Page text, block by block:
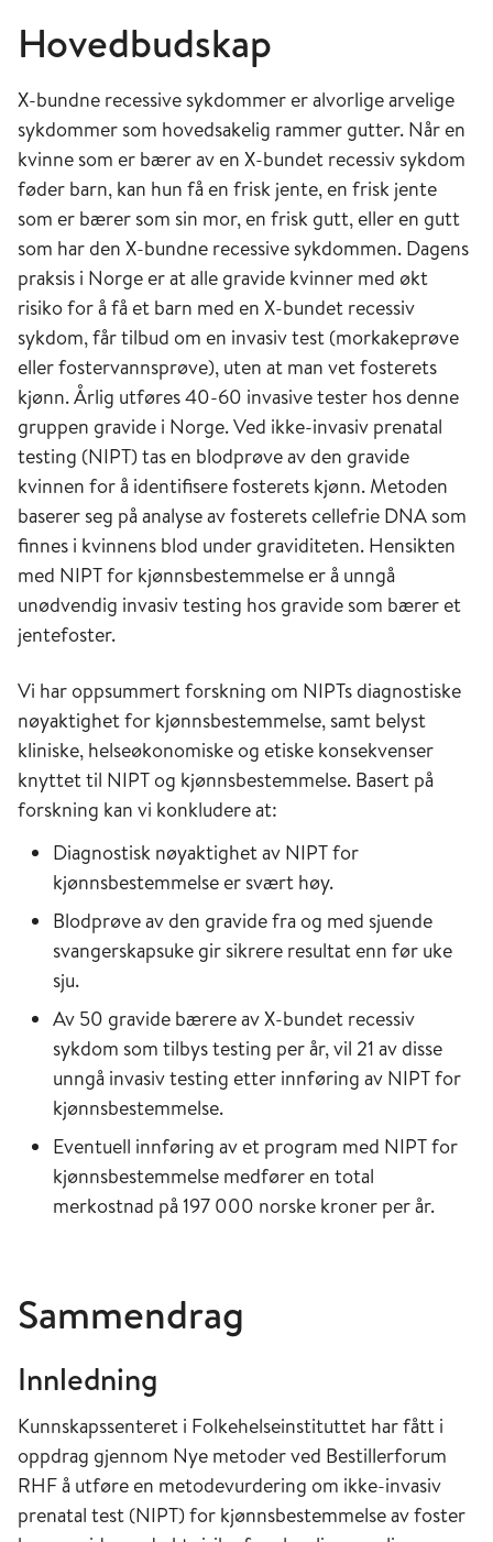
Hovedbudskap
X-bundne recessive sykdommer er alvorlige arvelige
sykdommer som hovedsakelig rammer gutter. Når en
kvinne som er bærer av en X-bundet recessiv sykdom
føder barn, kan hun få en frisk jente, en frisk jente
som er bærer som sin mor, en frisk gutt, eller en gutt
som har den X-bundne recessive sykdommen. Dagens
praksis i Norge er at alle gravide kvinner med økt
risiko for å få et barn med en X-bundet recessiv
sykdom, får tilbud om en invasiv test (morkakeprøve
eller fostervannsprøve), uten at man vet fosterets
kjønn. Årlig utføres 40-60 invasive tester hos denne
gruppen gravide i Norge. Ved ikke-invasiv prenatal
testing (NIPT) tas en blodprøve av den gravide
kvinnen for å identifisere fosterets kjønn. Metoden
baserer seg på analyse av fosterets cellefrie DNA som
finnes i kvinnens blod under graviditeten. Hensikten
med NIPT for kjønnsbestemmelse er å unngå
unødvendig invasiv testing hos gravide som bærer et
jentefoster.
Vi har oppsummert forskning om NIPTs diagnostiske
nøyaktighet for kjønnsbestemmelse, samt belyst
kliniske, helseøkonomiske og etiske konsekvenser
knyttet til NIPT og kjønnsbestemmelse. Basert på
forskning kan vi konkludere at:
Diagnostisk nøyaktighet av NIPT for
kjønnsbestemmelse er svært høy.
Blodprøve av den gravide fra og med sjuende
svangerskapsuke gir sikrere resultat enn før uke
sju.
Av 50 gravide bærere av X-bundet recessiv
sykdom som tilbys testing per år, vil 21 av disse
unngå invasiv testing etter innføring av NIPT for
kjønnsbestemmelse.
Eventuell innføring av et program med NIPT for
kjønnsbestemmelse medfører en total
merkostnad på 197 000 norske kroner per år.
Sammendrag
Innledning
Kunnskapssenteret i Folkehelseinstituttet har fått i
oppdrag gjennom Nye metoder ved Bestillerforum
RHF å utføre en metodevurdering om ikke-invasiv
prenatal test (NIPT) for kjønnsbestemmelse av foster